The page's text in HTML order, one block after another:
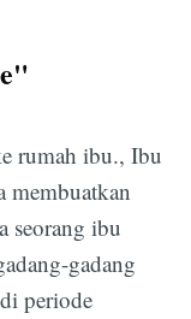
rumah ibu., Ibu
membuatkan
seorang ibu
gadang
periode